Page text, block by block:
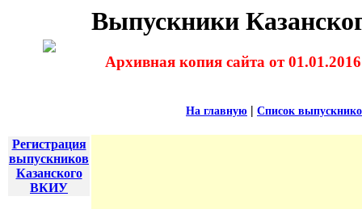
Выпускники
Архивная копия сайта от
На главную | Список
Регистрация
выпускников
Казанского
ВКИУ